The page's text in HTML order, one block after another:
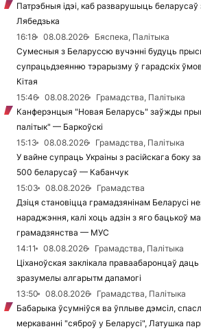
Патрэбныя ідэі, каб разварушыць
Лябедзька
16:18
08.08.2026
Бяспека, Палітыка
Сумесныя з Беларуссю вучэнні будуць
супрацьдзеянню тэрарызму ў гарадскіх
Кітая
15:46
08.08.2026
Грамадства, Палітыка
Канферэнцыя "Новая Беларусь" заўжды
палітык" — Баркоўскі
15:13
08.08.2026
Грамадства, Палітыка
У вайне супраць Украіны з расійскага боку
500 беларусаў — Кабанчук
15:03
08.08.2026
Грамадства
Дзіця становіцца грамадзянінам Беларусі
нараджэння, калі хоць адзін з яго бацькоў
грамадзянства — МУС
14:11
08.08.2026
Грамадства, Палітыка
Ціханоўская заклікала праваабаронцаў
зразумелы алгарытм дапамогі
13:50
08.08.2026
Грамадства, Палітыка
Бабарыка ўсумніўся ва ўплыве дэмсіл,
меркаванні "сяброў у Беларусі", Латушка